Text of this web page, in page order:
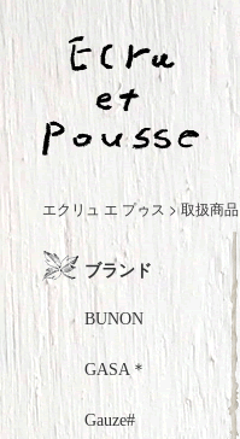
エクリュ エ プゥス >取扱商品
ブランド
BUNON
GASA＊
Gauze#